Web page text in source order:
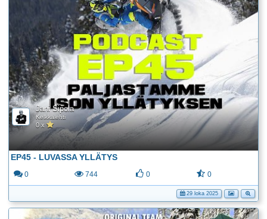
Jani Sipola
Kelkkalehti
0 x
EP45 - LUVASSA YLLÄTYS
0 744 0 0
29 loka 2025